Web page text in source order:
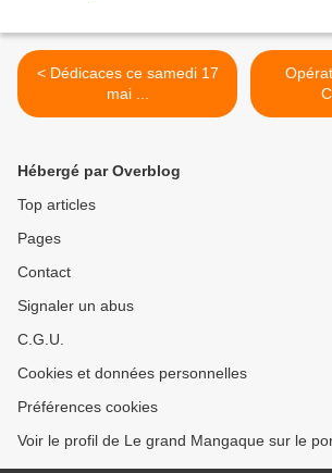
< Dédicaces ce samedi 17
mai ...
Hébergé par Overblog
Top articles
Pages
Contact
Signaler un abus
C.G.U.
Cookies et données personnelles
Préférences cookies
Voir le profil de Le grand Mangaque sur le